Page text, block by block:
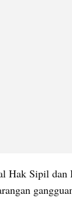
Hak Sipil